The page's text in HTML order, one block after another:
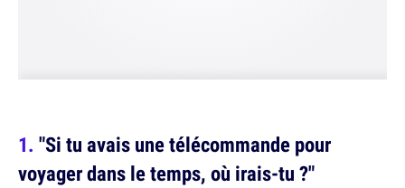
"Si tu avais une télécommande pour
voyager dans le temps, où irais-tu ?"